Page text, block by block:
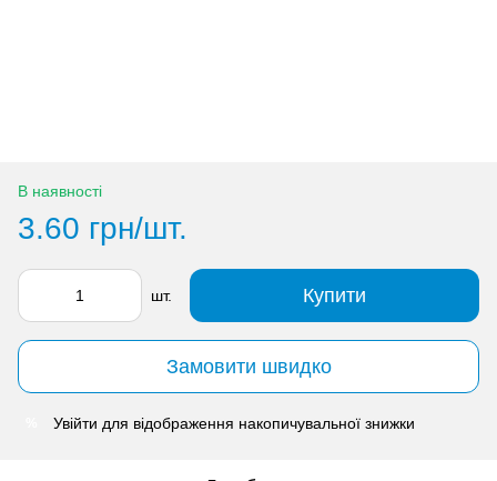
В наявності
3.60 грн/шт.
шт. Купити
Замовити швидко
Увійти для відображення накопичувальної знижки